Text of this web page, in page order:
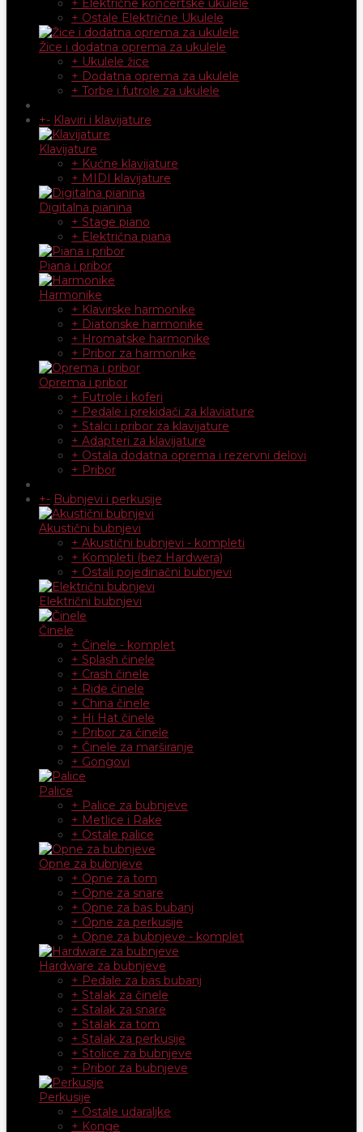
+ Ostale Električne Ukulele
Žice i dodatna oprema za ukulele
+ Ukulele žice
+ Dodatna oprema za ukulele
+ Torbe i futrole za ukulele
+- Klaviri i klavijature
Klavijature
+ Kućne klavijature
+ MIDI klavijature
Digitalna pianina
+ Stage piano
+ Električna piana
Piana i pribor
Harmonike
+ Klavirske harmonike
+ Diatonske harmonike
+ Hromatske harmonike
+ Pribor za harmonike
Oprema i pribor
+ Futrole i koferi
+ Pedale i prekidači za klaviature
+ Stalci i pribor za klavijature
+ Adapteri za klavijature
+ Ostala dodatna oprema i rezervni delovi
+ Pribor
+- Bubnjevi i perkusije
Akustični bubnjevi
+ Akustični bubnjevi - kompleti
+ Kompleti (bez Hardwera)
+ Ostali pojedinačni bubnjevi
Električni bubnjevi
Činele
+ Činele - komplet
+ Splash činele
+ Crash činele
+ Ride činele
+ China činele
+ Hi Hat činele
+ Pribor za činele
+ Činele za marširanje
+ Gongovi
Palice
+ Palice za bubnjeve
+ Metlice i Rake
+ Ostale palice
Opne za bubnjeve
+ Opne za tom
+ Opne za snare
+ Opne za bas bubanj
+ Opne za perkusije
+ Opne za bubnjeve - komplet
Hardware za bubnjeve
+ Pedale za bas bubanj
+ Stalak za činele
+ Stalak za snare
+ Stalak za tom
+ Stalak za perkusije
+ Stolice za bubnjeve
+ Pribor za bubnjeve
Perkusije
+ Ostale udaraljke
+ Konge